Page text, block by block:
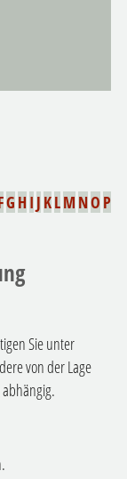
G H I J KLM NO P
Sie unter
von der Lage